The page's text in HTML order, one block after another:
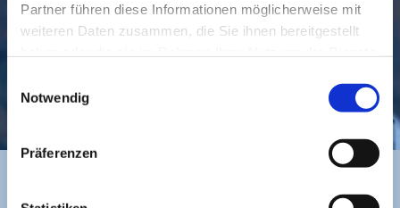
Partner führen diese Informationen möglicherweise mit
weiteren Daten zusammen, die Sie ihnen bereitgestellt
Notwendig
Präferenzen